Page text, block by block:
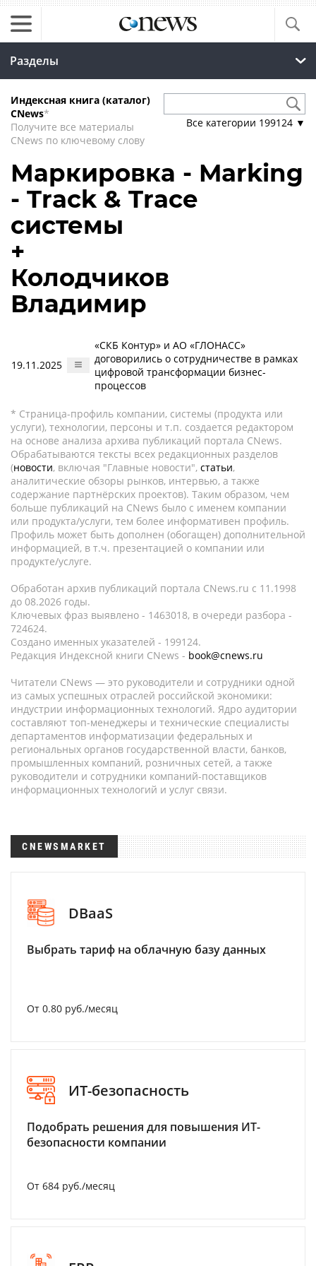
Разделы
Индексная книга (каталог)
CNews*
Получите все материалы
CNews по ключевому слову
Все категории 199124 ▼
Маркировка - Marking
- Track & Trace
системы
+
Колодчиков
Владимир
19.11.2025
«СКБ Контур» и АО «ГЛОНАСС»
договорились о сотрудничестве в рамках
цифровой трансформации бизнес-
процессов
* Страница-профиль компании, системы (продукта или
услуги), технологии, персоны и т.п. создается редактором
на основе анализа архива публикаций портала CNews.
Обрабатываются тексты всех редакционных разделов
(новости, включая "Главные новости", статьи,
аналитические обзоры рынков, интервью, а также
содержание партнёрских проектов). Таким образом, чем
больше публикаций на CNews было с именем компании
или продукта/услуги, тем более информативен профиль.
Профиль может быть дополнен (обогащен) дополнительной
информацией, в т.ч. презентацией о компании или
продукте/услуге.
Обработан архив публикаций портала CNews.ru c 11.1998
до 08.2026 годы.
Ключевых фраз выявлено - 1463018, в очереди разбора -
724624.
Создано именных указателей - 199124.
Редакция Индексной книги CNews - book@cnews.ru
Читатели CNews — это руководители и сотрудники одной
из самых успешных отраслей российской экономики:
индустрии информационных технологий. Ядро аудитории
составляют топ-менеджеры и технические специалисты
департаментов информатизации федеральных и
региональных органов государственной власти, банков,
промышленных компаний, розничных сетей, а также
руководители и сотрудники компаний-поставщиков
информационных технологий и услуг связи.
CNEWSMARKET
DBaaS
Выбрать тариф на облачную базу данных
От 0.80 руб./месяц
ИТ-безопасность
Подобрать решения для повышения ИТ-
безопасности компании
От 684 руб./месяц